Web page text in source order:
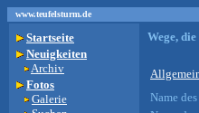
www.teufelsturm.de
Startseite
Neuigkeiten
Archiv
Fotos
Galerie
Wege,
Name